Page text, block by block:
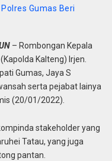
Gumas Beri
– Rombongan Kepala
Kalteng) Irjen.
Gumas, Jaya S
serta pejabat lainya
(20/01/2022).
stakeholder yang
Tatau, yang juga
pantan.